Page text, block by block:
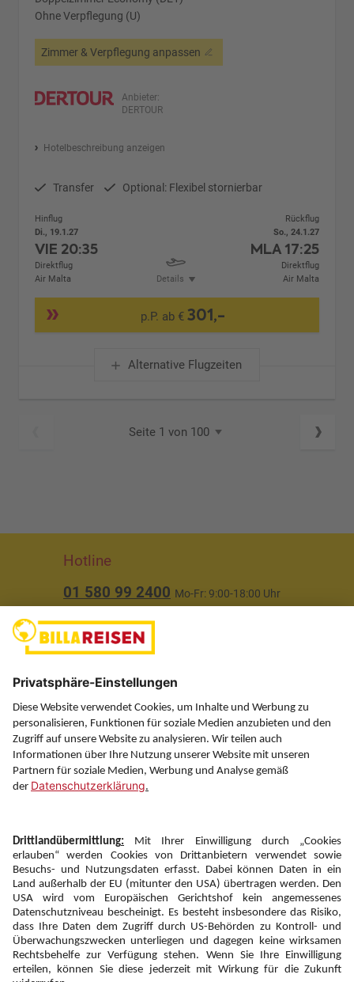
Ohne Verpflegung (U)
Zimmer & Verpflegung anpassen
Anbieter:
DERTOUR
Hotelbeschreibung anzeigen
Transfer Optional: Flexibel stornierbar
Hinflug
Di., 19.1.27
VIE 20:35
Direktflug
Air Malta
Details
Rückflug
So., 24.1.27
MLA 17:25
Direktflug
Air Malta
p.P. ab € 301,-
Alternative Flugzeiten
Seite 1 von 100
Hotline
01 580 99 2400 Mo-Fr: 9:00-18:00 Uhr
Über uns
Service
Information
Folgen Sie uns auf
Newsletter:
Anmelden